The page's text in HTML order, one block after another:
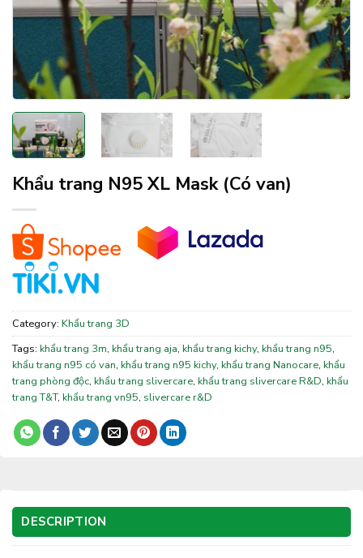
Khẩu trang N95 XL Mask (Có van)
Category: Khẩu trang 3D
Tags: khẩu trang 3m, khẩu trang aja, khẩu trang kichy, khẩu trang n95,
khẩu trang n95 có van, khẩu trang n95 kichy, khẩu trang Nanocare, khẩu
trang phòng độc, khẩu trang slivercare, khẩu trang slivercare R&D, khẩu
trang T&T, khẩu trang vn95, slivercare r&D
DESCRIPTION